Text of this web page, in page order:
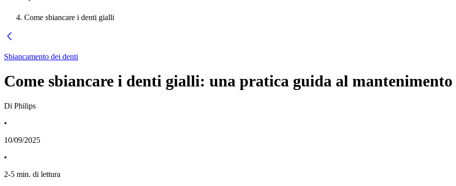
Come sbiancare i denti gialli
Sbiancamento dei denti
Come sbiancare i denti gialli: una pratica guida al
Di Philips
•
10/09/2025
•
2-5 min. di lettura